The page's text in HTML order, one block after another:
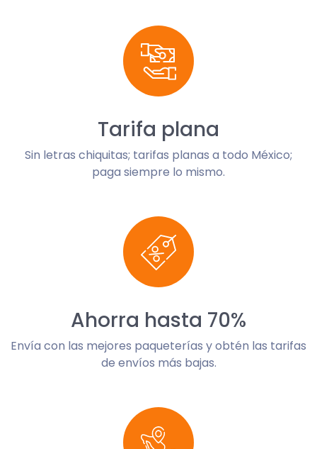
Tarifa plana
Sin letras chiquitas; tarifas planas a todo México;
paga siempre lo mismo.
Ahorra hasta 70%
Envía con las mejores paqueterías y obtén las tarifas
de envíos más bajas.